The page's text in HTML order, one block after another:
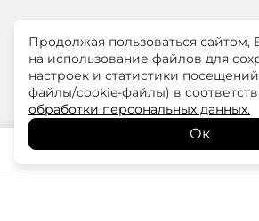
15 500₽
10 850₽
© ООО "ЛиМ Холдинг" 2026
ELISA.AND.ME – элегантная
современных женщин
Продолжая пользоваться сайтом,
на использование файлов для
настроек и статистики
файлы/cookie-файлы) в
обработки персональных данных.
Ок